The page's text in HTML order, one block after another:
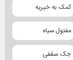
کمک به خیریه
مفتول سیاه
جک سقفی